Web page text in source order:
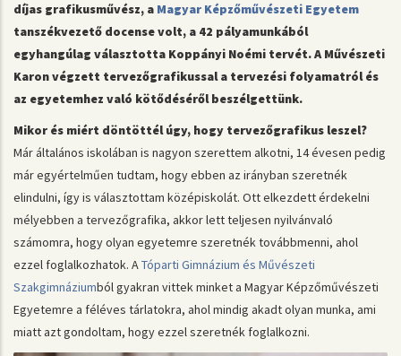
díjas grafikusművész, a Magyar Képzőművészeti Egyetem
tanszékvezető docense volt, a 42 pályamunkából
egyhangúlag választotta Koppányi Noémi tervét. A Művészeti
Karon végzett tervezőgrafikussal a tervezési folyamatról és
az egyetemhez való kötődéséről beszélgettünk.
Mikor és miért döntöttél úgy, hogy tervezőgrafikus leszel?
Már általános iskolában is nagyon szerettem alkotni, 14 évesen pedig
már egyértelműen tudtam, hogy ebben az irányban szeretnék
elindulni, így is választottam középiskolát. Ott elkezdett érdekelni
mélyebben a tervezőgrafika, akkor lett teljesen nyilvánvaló
számomra, hogy olyan egyetemre szeretnék továbbmenni, ahol
ezzel foglalkozhatok. ATóparti Gimnázium és Művészeti
Szakgimnáziumból gyakran vittek minket a Magyar Képzőművészeti
Egyetemre a féléves tárlatokra, ahol mindig akadt olyan munka, ami
miatt azt gondoltam, hogy ezzel szeretnék foglalkozni.